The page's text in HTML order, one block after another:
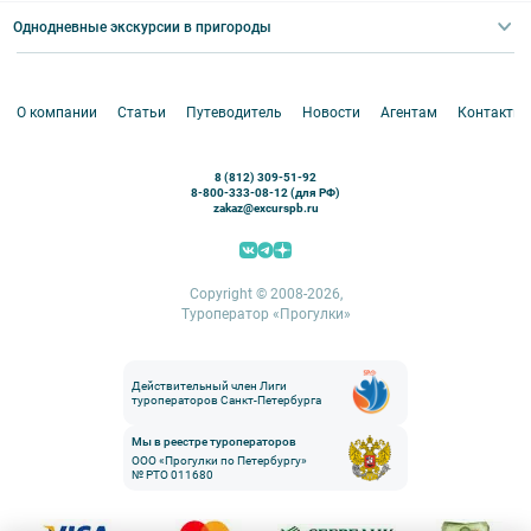
Круизы
Корпоративные мероприятия
Аренда водного транспорта
Однодневные экскурсии в пригороды
Кронштадт
Ораниенбаум
Пушкин (Царское село)
О компании Статьи Путеводитель Новости Агентам Контакты
8 (812) 309-51-92
8-800-333-08-12 (для РФ)
zakaz@excurspb.ru
Copyright © 2008-2026,
Туроператор «Прогулки»
Действительный член Лиги
туроператоров Санкт-Петербурга
Мы в реестре туроператоров
ООО «Прогулки по Петербургу»
№ РТО 011680